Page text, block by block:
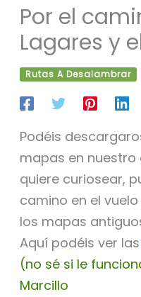
Por el
Lagares y
Rutas A Desalambrar
Podéis
mapas en nuestro
quiere curiosear,
camino en el
los mapas
Aquí podéis ver las
(no sé si le
Marcillo